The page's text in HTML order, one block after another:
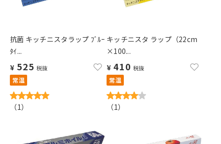
抗菌 キッチニスタラップ ﾌﾞﾙｰ
ﾀｲ...
¥ 525 税抜
常温
（1）
キッチニスタ ラップ（22cm
×100...
¥ 410 税抜
常温
（1）